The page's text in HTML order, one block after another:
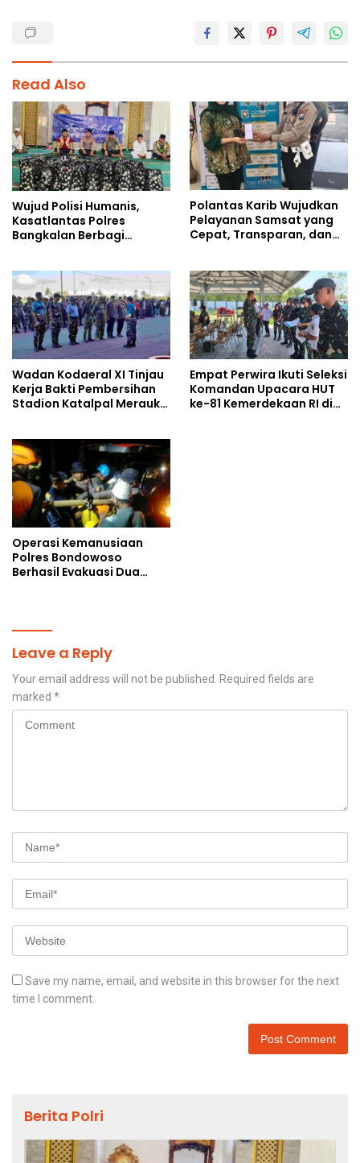
Read Also
Wujud Polisi Humanis,
Kasatlantas Polres
Bangkalan Berbagi
Ahmad Ibrahim
Polantas Karib Wujudkan
Pelayanan Samsat yang
Cepat, Transparan, dan
Wadan Kodaeral XI Tinjau
Kerja Bakti Pembersihan
Stadion Katalpal Merauke,
Empat Perwira Ikuti Seleksi
Komandan Upacara HUT
ke-81 Kemerdekaan RI di
Operasi Kemanusiaan
Polres Bondowoso
Berhasil Evakuasi Dua
Leave a Reply
Your email address will not be published. Required fields are
marked *
Save my name, email, and website in this browser for the next
time I comment.
Berita Polri